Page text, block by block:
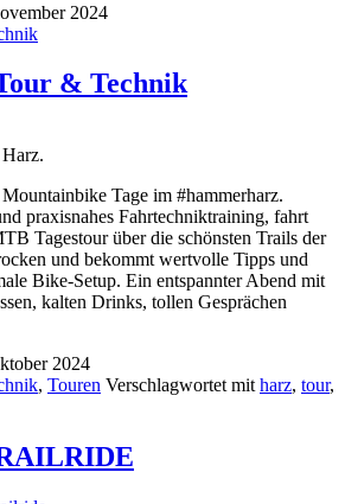
2024
& Technik
Tage im #hammerharz.
praxisnahes Fahrtechniktraining, fahrt
Tagestour über die schönsten Trails der
und bekommt wertvolle Tipps und
Bike-Setup. Ein entspannter Abend mit
kalten Drinks, tollen Gesprächen
2024
, Touren Verschlagwortet mit harz, tour,